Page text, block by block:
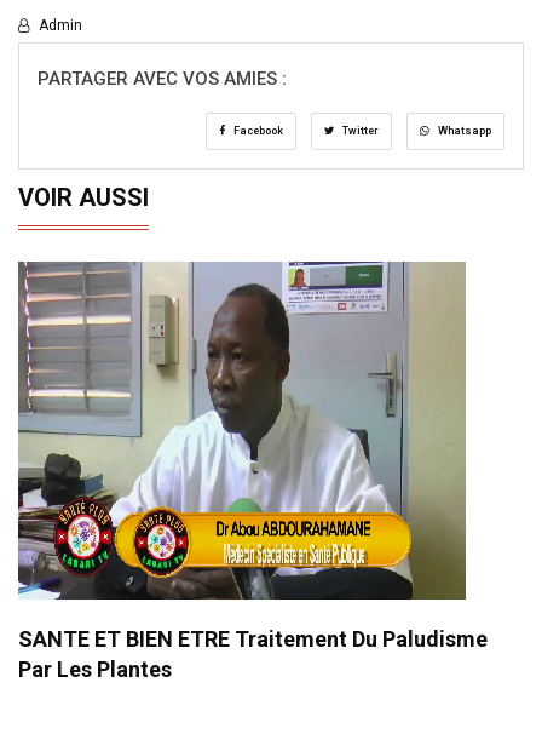
Admin
PARTAGER AVEC VOS AMIES :
Facebook Twitter Whatsapp
VOIR AUSSI
SANTE ET BIEN ETRE Traitement Du Paludisme
Par Les Plantes